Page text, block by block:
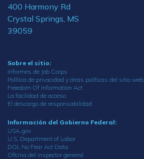
400 Harmony Rd
Crystal Springs, MS
39059
Sobre el sitio:
Informes de Job Corps
Política de privacidad y otras políticas del sitio web
Freedom Of Information Act
La facilidad de acceso
El descargo de responsabilidad
Información del Gobierno Federal:
USA.gov
U.S. Department of Labor
DOL No Fear Act Data
Oficina del inspector general